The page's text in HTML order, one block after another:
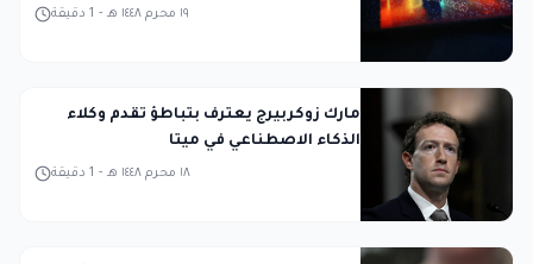
1 دقيقة - ١٩ محرم ١٤٤٨ هـ
مارك زوكربيرج يعترف بتباطؤ تقدم وكلاء
الذكاء الاصطناعي في ميتا
1 دقيقة - ١٨ محرم ١٤٤٨ هـ